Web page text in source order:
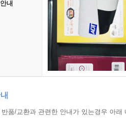
내
품/교환과 관련한 안내가 있는경우 아